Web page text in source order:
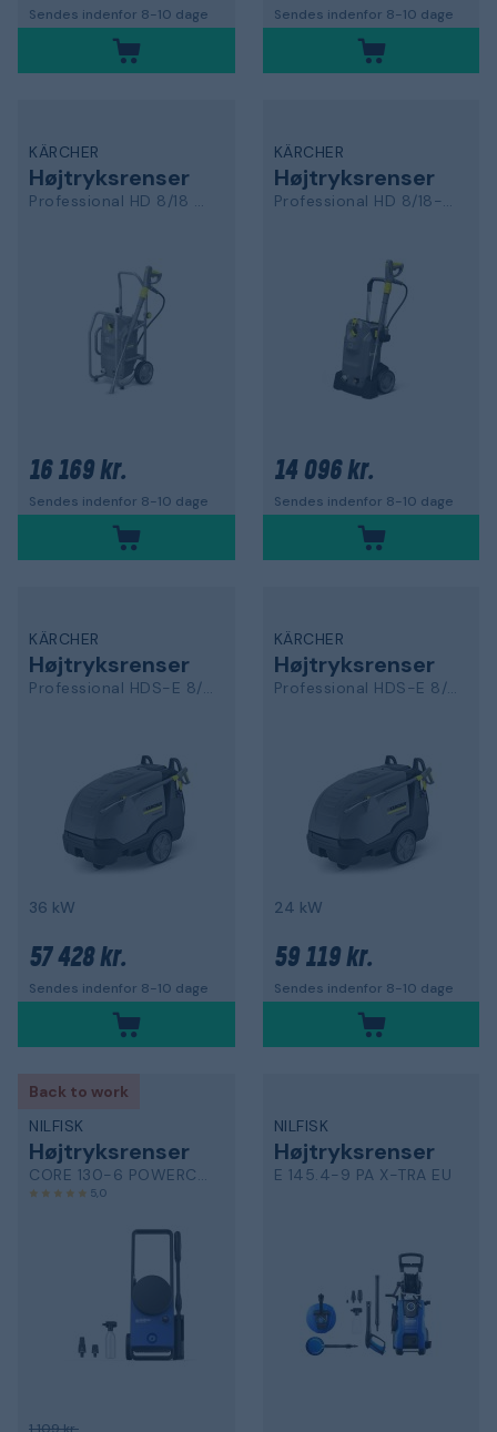
Sendes indenfor 8-10 dage Sendes indenfor 8-10 dage
KÄRCHER
Højtryksrenser
Professional HD 8/18 M Cage
16 169 kr.
Sendes indenfor 8-10 dage
KÄRCHER
Højtryksrenser
Professional HD 8/18-4 M Plus
14 096 kr.
Sendes indenfor 8-10 dage
KÄRCHER
Højtryksrenser
Professional HDS-E 8/16-4 M
36 kW
57 428 kr.
Sendes indenfor 8-10 dage
KÄRCHER
Højtryksrenser
Professional HDS-E 8/16-4 M
24 kW
59 119 kr.
Sendes indenfor 8-10 dage
Back to work
NILFISK
Højtryksrenser
CORE 130-6 POWERCONTROL-EU
5,0
1 109 kr.
NILFISK
Højtryksrenser
E 145.4-9 PA X-TRA EU